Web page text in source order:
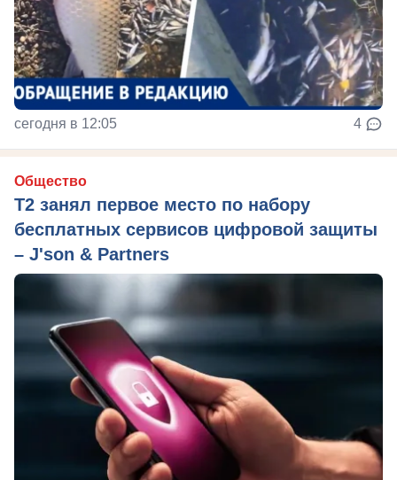
сегодня в 12:05 4
Общество
Т2 занял первое место по набору
бесплатных сервисов цифровой защиты
– J'son & Partners